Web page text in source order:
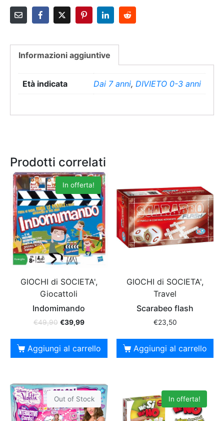
Informazioni aggiuntive
Età indicata Dai 7 anni, DIVIETO 0-3 anni
Prodotti correlati
In offerta!
GIOCHI di SOCIETA',
Giocattoli
Indomimando
€49,90 €39,99
Aggiungi al carrello
GIOCHI di SOCIETA',
Travel
Scarabeo flash
€23,50
Aggiungi al carrello
Out of Stock In offerta!